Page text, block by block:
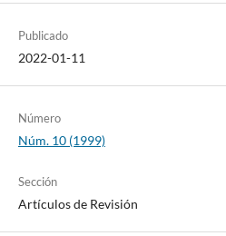
Publicado
2022-01-11
Número
Núm. 10 (1999)
Sección
Artículos de Revisión